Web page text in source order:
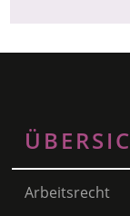
Arbeitsrecht